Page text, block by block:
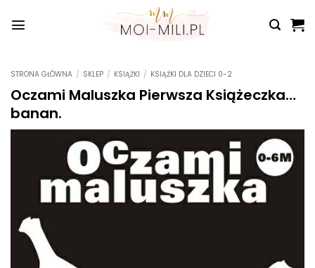
do
STRONA GŁÓWNA / SKLEP / KSIĄŻKI / KSIĄŻKI DLA DZIECI 0-2
Oczami Maluszka Pierwsza Książeczka…
banan.